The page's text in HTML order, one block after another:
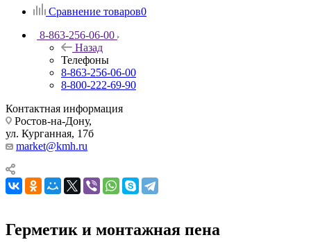
Сравнение товаров0
8-863-256-06-00
Назад
Телефоны
8-863-256-06-00
8-800-222-69-90
Контактная информация
Ростов-на-Дону,
ул. Курганная, 17б
market@kmh.ru
Герметик и монтажная пена